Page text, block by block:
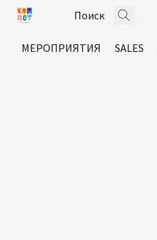
МЕРОПРИЯТИЯ SALES